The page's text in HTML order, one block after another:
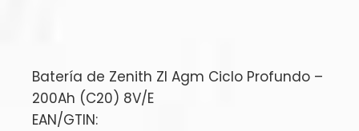
Batería de Zenith Zl Agm Ciclo Profundo –
200Ah (C20) 8V/E
EAN/GTIN: